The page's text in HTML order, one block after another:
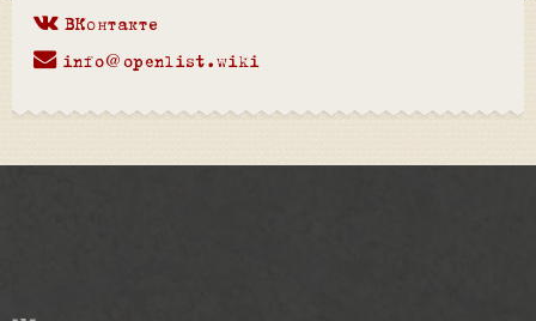
ВКонтакте
info@openlist.wiki